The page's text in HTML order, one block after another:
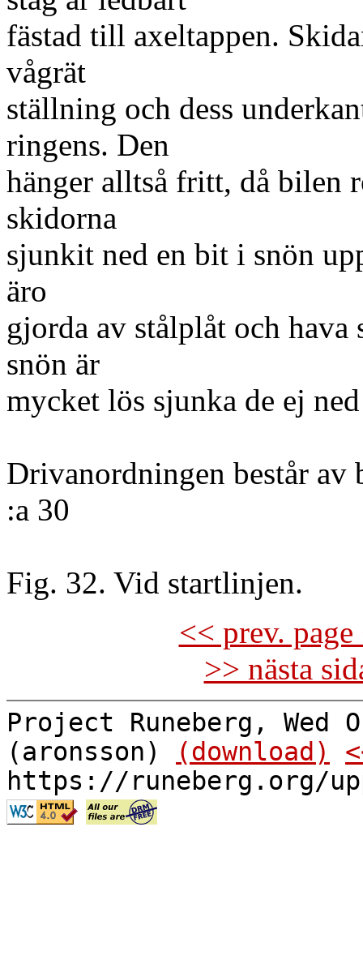
fästad till axeltappen.
vågrät
ställning och dess
ringens. Den
hänger alltså fritt, då bilen
skidorna
sjunkit ned en bit i snön
äro
gjorda av stålplåt och hava
snön är
mycket lös sjunka de ej
Drivanordningen består av
:a 30
Fig. 32. Vid startlinjen.
<< prev.
>> nästa
Project Runeberg, Wed
(aronsson)
(download)
https://runeberg.org/